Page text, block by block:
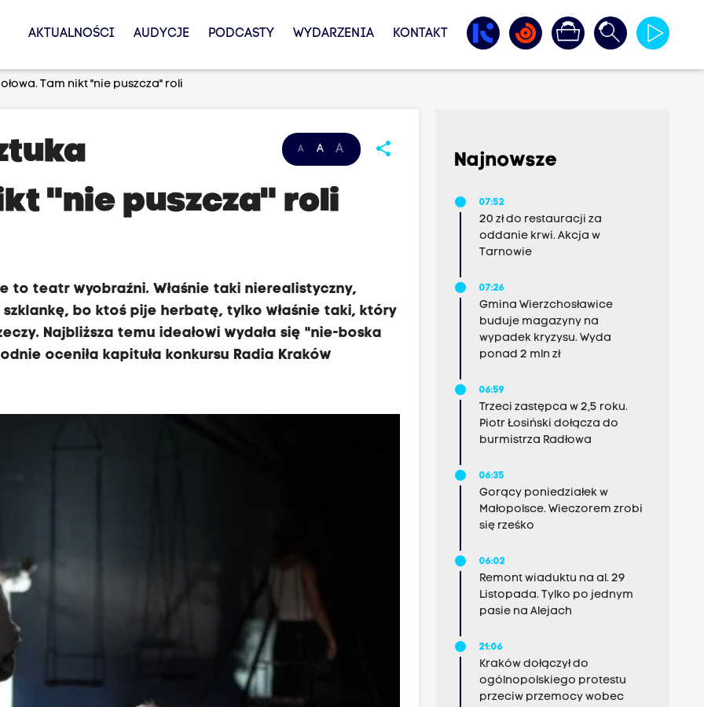
AKTUALNOŚCI AUDYCJE PODCASTY WYDARZENIA KONTAKT
Tam nikt "nie puszcza" roli
A A A share
"nie puszcza" roli
to teatr wyobraźni. Właśnie taki nierealistyczny,
szklankę, bo ktoś pije herbatę, tylko właśnie taki, który
Najbliższa temu ideałowi wydała się "nie-boska
oceniła kapituła konkursu Radia Kraków
Najnowsze
07:52
20 zł do restauracji za
oddanie krwi. Akcja w
Tarnowie
07:26
Gmina Wierzchosławice
buduje magazyny na
wypadek kryzysu. Wyda
ponad 2 mln zł
06:59
Trzeci zastępca w 2,5 roku.
Piotr Łosiński dołącza do
burmistrza Radłowa
06:35
Gorący poniedziałek w
Małopolsce. Wieczorem zrobi
się rześko
06:02
Remont wiaduktu na al. 29
Listopada. Tylko po jednym
pasie na Alejach
21:06
Kraków dołączył do
ogólnopolskiego protestu
przeciw przemocy wobec